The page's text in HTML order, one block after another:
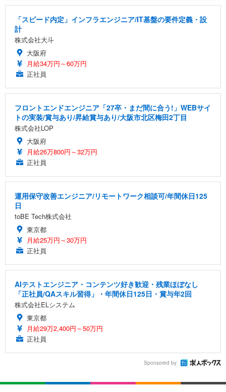
「スピード内定」インフラエンジニア/IT基盤の要件定義・設
計
株式会社大斗
大阪府
月給34万円～60万円
正社員
フロントエンドエンジニア「27卒・まだ間に合う!」WEBサイ
トの実装/賞与あり/昇給賞与あり/大阪市北区梅田2丁目
株式会社LOP
大阪府
月給26万800円～32万円
正社員
運用保守改善エンジニア/リモートワーク相談可/年間休日125
日
toBE Tech株式会社
東京都
月給25万円～30万円
正社員
AIテストエンジニア・コンテンツ好き歓迎・残業ほぼなし
「正社員/QAスキル習得」・年間休日125日・賞与年2回
株式会社ELシステム
東京都
月給29万2,400円～50万円
正社員
Sponsored by